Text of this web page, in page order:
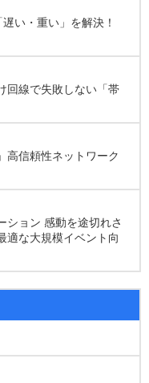
い・重い」を解決！
回線で失敗しない「帯
高信頼性ネットワーク
ション 感動を途切れさ
適な大規模イベント向